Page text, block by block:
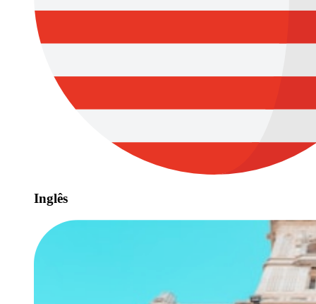
Inglês